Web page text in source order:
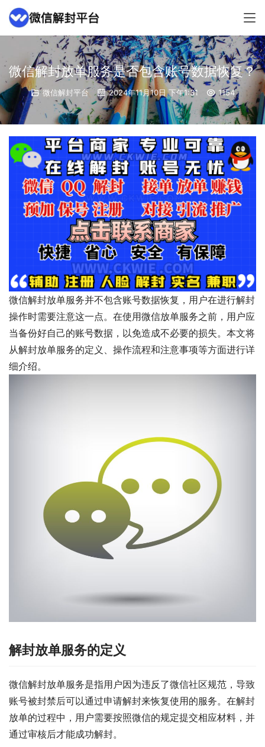
微信解封放单服务是否包含账号数据恢复？
微信解封平台 2024年11月10日 下午1:31 1154
微信解封放单服务并不包含账号数据恢复，用户在进行解封
操作时需要注意这一点。在使用微信放单服务之前，用户应
当备份好自己的账号数据，以免造成不必要的损失。本文将
从解封放单服务的定义、操作流程和注意事项等方面进行详
细介绍。
解封放单服务的定义
微信解封放单服务是指用户因为违反了微信社区规范，导致
账号被封禁后可以通过申请解封来恢复使用的服务。在解封
放单的过程中，用户需要按照微信的规定提交相应材料，并
通过审核后才能成功解封。